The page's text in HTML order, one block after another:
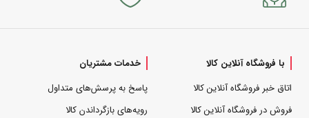
با فروشگاه آنلاین کالا
اتاق خبر فروشگاه آنلاین کالا
فروش در فروشگاه آنلاین کالا
خدمات مشتریان
پاسخ به پرسش‌های متداول
رویه‌های بازگرداندن کالا